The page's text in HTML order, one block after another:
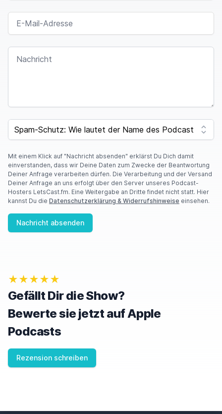
E-MAIL-ADRESSE
NACHRICHT
SPAM CAPTCHA
Mit einem Klick auf "Nachricht absenden" erklärst Du Dich damit
einverstanden, dass wir Deine Daten zum Zwecke der Beantwortung
Deiner Anfrage verarbeiten dürfen. Die Verarbeitung und der Versand
Deiner Anfrage an uns erfolgt über den Server unseres Podcast-
Hosters LetsCast.fm. Eine Weitergabe an Dritte findet nicht statt. Hier
kannst Du die Datenschutzerklärung & Widerrufshinweise einsehen.
Nachricht absenden
★★★★★
Gefällt Dir die Show?
Bewerte sie jetzt auf Apple
Podcasts
Rezension schreiben